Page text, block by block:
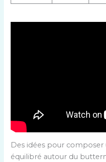
Des idées pour
équilibré autour du